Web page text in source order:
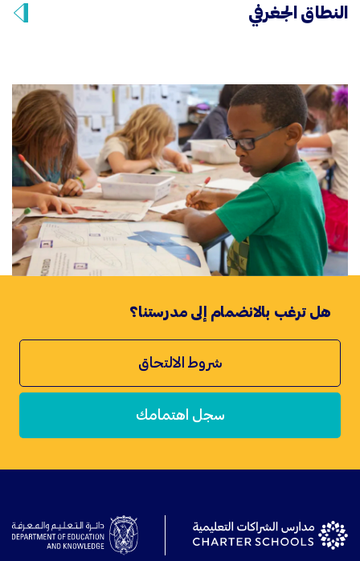
النطاق الجغرفي
هل ترغب بالانضمام إلى مدرستنا؟
شروط الالتحاق
سجل اهتمامك